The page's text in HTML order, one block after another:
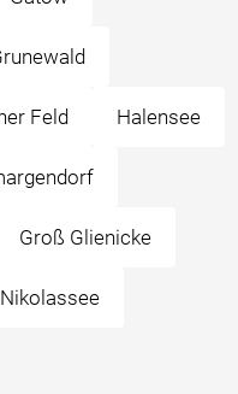
Feld Halensee
Groß Glienicke
Nikolassee